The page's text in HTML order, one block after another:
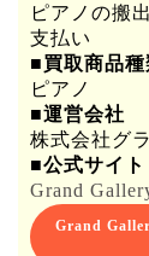
ピアノの搬出
支払い
■買取商品種
ピアノ
■運営会社
株式会社グ
■公式サイト
Grand
Grand